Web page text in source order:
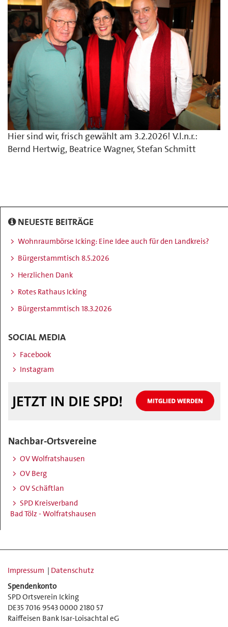
Hier sind wir, frisch gewählt am 3.2.2026! V.l.n.r.:
Bernd Hertwig, Beatrice Wagner, Stefan Schmitt
NEUESTE BEITRÄGE
Wohnraumbörse Icking: Eine Idee auch für den Landkreis?
Bürgerstammtisch 8.5.2026
Herzlichen Dank
Rotes Rathaus Icking
Bürgerstammtisch 18.3.2026
SOCIAL MEDIA
Facebook
Instagram
Nachbar-Ortsvereine
OV Wolfratshausen
OV Berg
OV Schäftlan
SPD Kreisverband
Bad Tölz - Wolfratshausen
Impressum | Datenschutz
Spendenkonto
SPD Ortsverein Icking
DE35 7016 9543 0000 2180 57
Raiffeisen Bank Isar-Loisachtal eG